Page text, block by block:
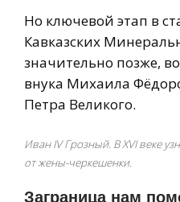
Но ключевой этап в
Кавказских
значительно позже,
внука Михаила
Петра Великого.
Иван IV Грозный. В XVI веке
от жены-черкешенки.
Заграница нам